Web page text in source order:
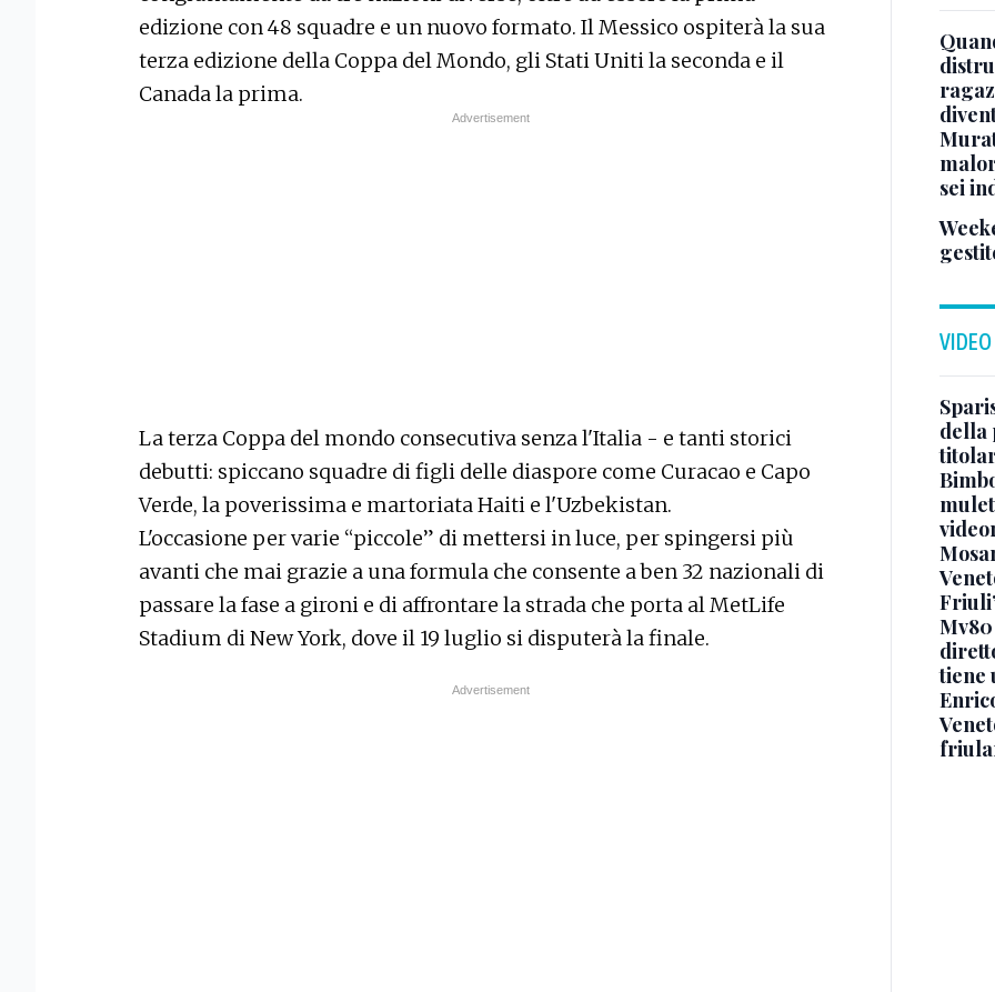
edizione con 48 squadre e un nuovo formato. Il Messico ospiterà la sua
terza edizione della Coppa del Mondo, gli Stati Uniti la seconda e il
Canada la prima.
La terza Coppa del mondo consecutiva senza l'Italia - e tanti storici
debutti: spiccano squadre di figli delle diaspore come Curacao e Capo
Verde, la poverissima e martoriata Haiti e l'Uzbekistan.
L'occasione per varie “piccole” di mettersi in luce, per spingersi più
avanti che mai grazie a una formula che consente a ben 32 nazionali di
passare la fase a gironi e di affrontare la strada che porta al MetLife
Stadium di New York, dove il 19 luglio si disputerà la finale.
sei
VIDEO
della
tiene